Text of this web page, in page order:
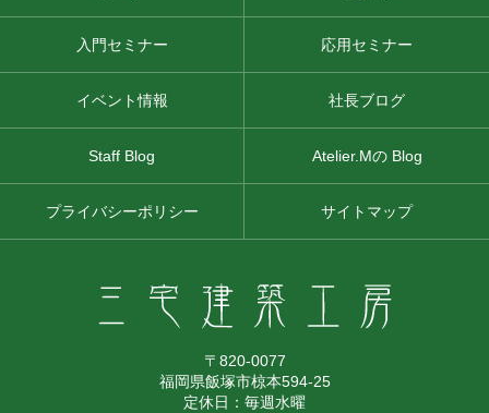
入門セミナー 応用セミナー
イベント情報 社長ブログ
Staff Blog Atelier.Mの Blog
プライバシーポリシー サイトマップ
〒820-0077
福岡県飯塚市椋本594-25
定休日：毎週水曜